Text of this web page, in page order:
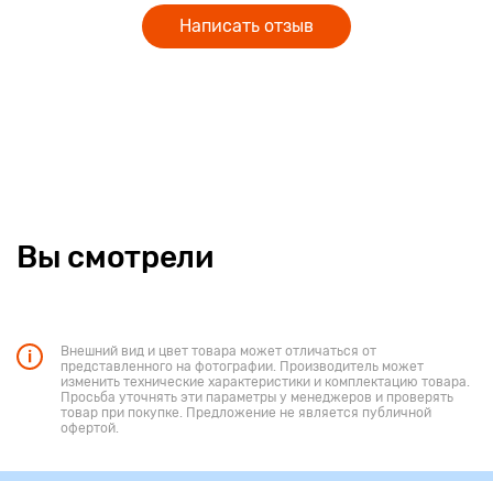
Написать отзыв
Вы смотрели
Внешний вид и цвет товара может отличаться от
представленного на фотографии. Производитель может
изменить технические характеристики и комплектацию товара.
Просьба уточнять эти параметры у менеджеров и проверять
товар при покупке. Предложение не является публичной
офертой.